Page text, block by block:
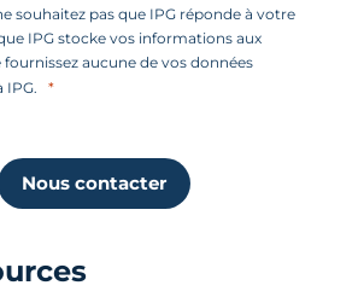
souhaitez pas que IPG réponde à votre
IPG stocke vos informations aux
fournissez aucune de vos données
IPG.
Nous contacter